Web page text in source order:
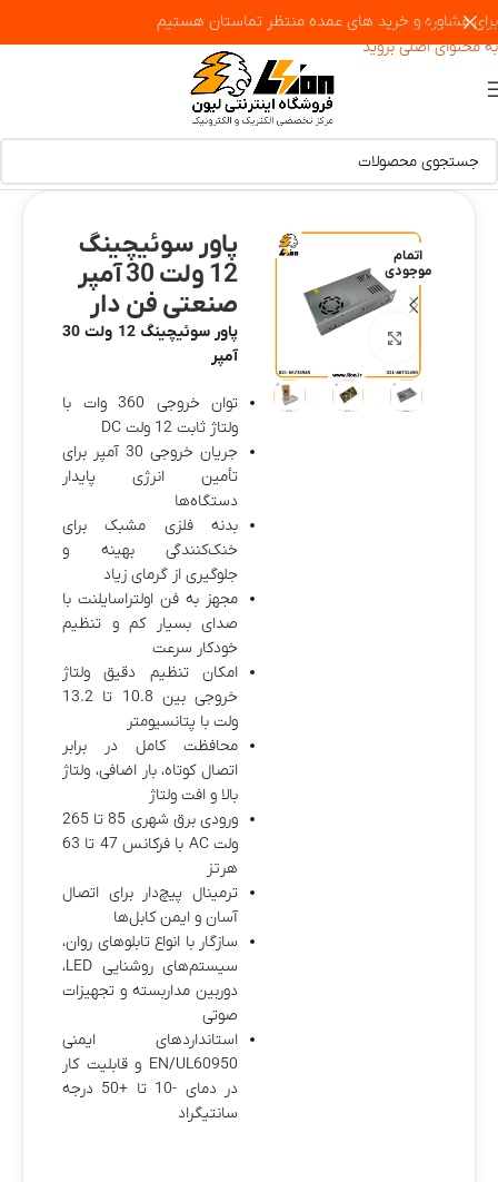
پرش به پیمایش
به محتوای اصلی بروید
برای مشاوره و خرید های عمده منتظر تماستان هستیم
اتمام
موجودی
بزرگنمایی تصویر
پاور سوئیچینگ
12 ولت 30 آمپر
صنعتی فن دار
پاور سوئیچینگ 12 ولت 30
آمپر
توان خروجی 360 وات با
ولتاژ ثابت 12 ولت DC
جریان خروجی 30 آمپر برای
تأمین انرژی پایدار
دستگاه‌ها
بدنه فلزی مشبک برای
خنک‌کنندگی بهینه و
جلوگیری از گرمای زیاد
مجهز به فن اولتراسایلنت با
صدای بسیار کم و تنظیم
خودکار سرعت
امکان تنظیم دقیق ولتاژ
خروجی بین 10.8 تا 13.2
ولت با پتانسیومتر
محافظت کامل در برابر
اتصال کوتاه، بار اضافی، ولتاژ
بالا و افت ولتاژ
ورودی برق شهری 85 تا 265
ولت AC با فرکانس 47 تا 63
هرتز
ترمینال پیچ‌دار برای اتصال
آسان و ایمن کابل‌ها
سازگار با انواع تابلوهای روان،
سیستم‌های روشنایی LED،
دوربین مداربسته و تجهیزات
صوتی
استانداردهای ایمنی
EN/UL60950 و قابلیت کار
در دمای -10 تا +50 درجه
سانتیگراد